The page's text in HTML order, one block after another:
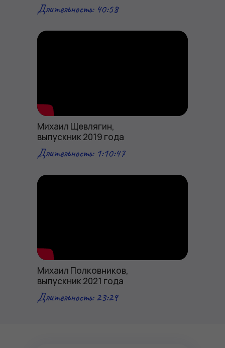
Длительность: 40:58
Михаил Щевлягин,
выпускник 2019 года
Длительность: 1:10:47
Михаил Полковников,
выпускник 2021 года
Длительность: 23:29